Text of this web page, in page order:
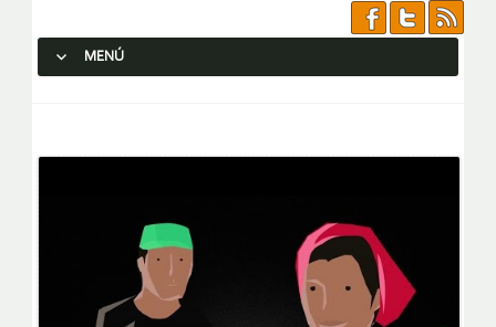
MENÚ